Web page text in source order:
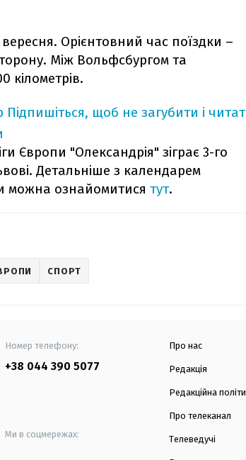
Орієнтовний час поїздки –
Між Вольфсбургом та
кілометрів.
Підпишіться, щоб не загубити і
Європи "Олександрія" зіграє 3-го
Детальніше з календарем
можна ознайомитися тут.
СПОРТ
Номер телефону:
+38 044 390 5077
Ми в соцмережах:
Про нас
Редакція
Редакційна
Про телеканал
Телеведучі